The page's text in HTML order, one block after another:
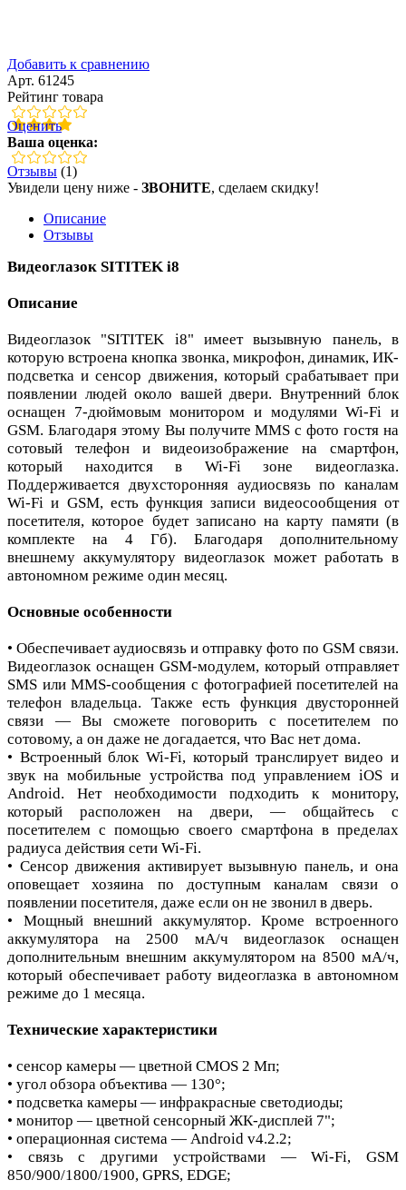
Добавить к сравнению
Арт. 61245
Рейтинг товара
Оценить
Ваша оценка:
Отзывы (1)
Увидели цену ниже - ЗВОНИТЕ, сделаем скидку!
Описание
Отзывы
Видеоглазок SITITEK i8
Описание
Видеоглазок "SITITEK i8" имеет вызывную панель, в
которую встроена кнопка звонка, микрофон, динамик, ИК-
подсветка и сенсор движения, который срабатывает при
появлении людей около вашей двери. Внутренний блок
оснащен 7-дюймовым монитором и модулями Wi-Fi и
GSM. Благодаря этому Вы получите MMS с фото гостя на
сотовый телефон и видеоизображение на смартфон,
который находится в Wi-Fi зоне видеоглазка.
Поддерживается двухсторонняя аудиосвязь по каналам
Wi-Fi и GSM, есть функция записи видеосообщения от
посетителя, которое будет записано на карту памяти (в
комплекте на 4 Гб). Благодаря дополнительному
внешнему аккумулятору видеоглазок может работать в
автономном режиме один месяц.
Основные особенности
• Обеспечивает аудиосвязь и отправку фото по GSM связи.
Видеоглазок оснащен GSM-модулем, который отправляет
SMS или MMS-сообщения с фотографией посетителей на
телефон владельца. Также есть функция двусторонней
связи — Вы сможете поговорить с посетителем по
сотовому, а он даже не догадается, что Вас нет дома.
• Встроенный блок Wi-Fi, который транслирует видео и
звук на мобильные устройства под управлением iOS и
Android. Нет необходимости подходить к монитору,
который расположен на двери, — общайтесь с
посетителем с помощью своего смартфона в пределах
радиуса действия сети Wi-Fi.
• Сенсор движения активирует вызывную панель, и она
оповещает хозяина по доступным каналам связи о
появлении посетителя, даже если он не звонил в дверь.
• Мощный внешний аккумулятор. Кроме встроенного
аккумулятора на 2500 мА/ч видеоглазок оснащен
дополнительным внешним аккумулятором на 8500 мА/ч,
который обеспечивает работу видеоглазка в автономном
режиме до 1 месяца.
Технические характеристики
• сенсор камеры — цветной CMOS 2 Мп;
• угол обзора объектива — 130°;
• подсветка камеры — инфракрасные светодиоды;
• монитор — цветной сенсорный ЖК-дисплей 7";
• операционная система — Android v4.2.2;
• связь с другими устройствами — Wi-Fi, GSM
850/900/1800/1900, GPRS, EDGE;